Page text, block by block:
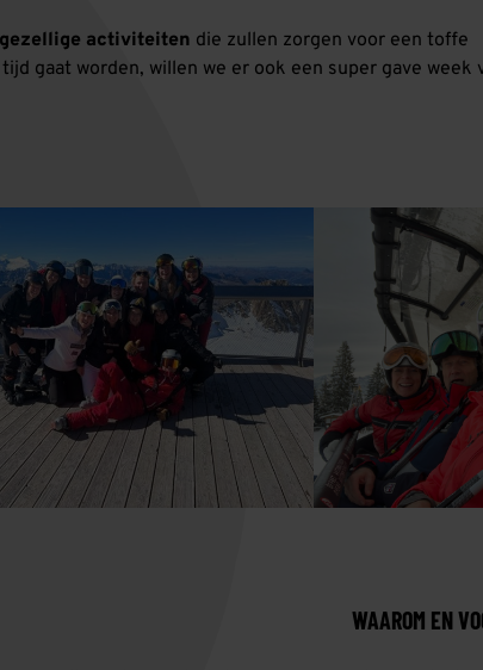
activiteiten die zullen zorgen voor een toffe
gaat worden, willen we er ook een super gave week
WAAROM EN